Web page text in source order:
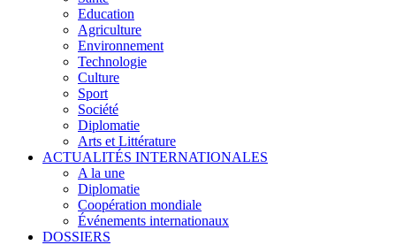
Education
Agriculture
Environnement
Technologie
Culture
Sport
Société
Diplomatie
Arts et Littérature
ACTUALITÉS INTERNATIONALES
A la une
Diplomatie
Coopération mondiale
Événements internationaux
DOSSIERS